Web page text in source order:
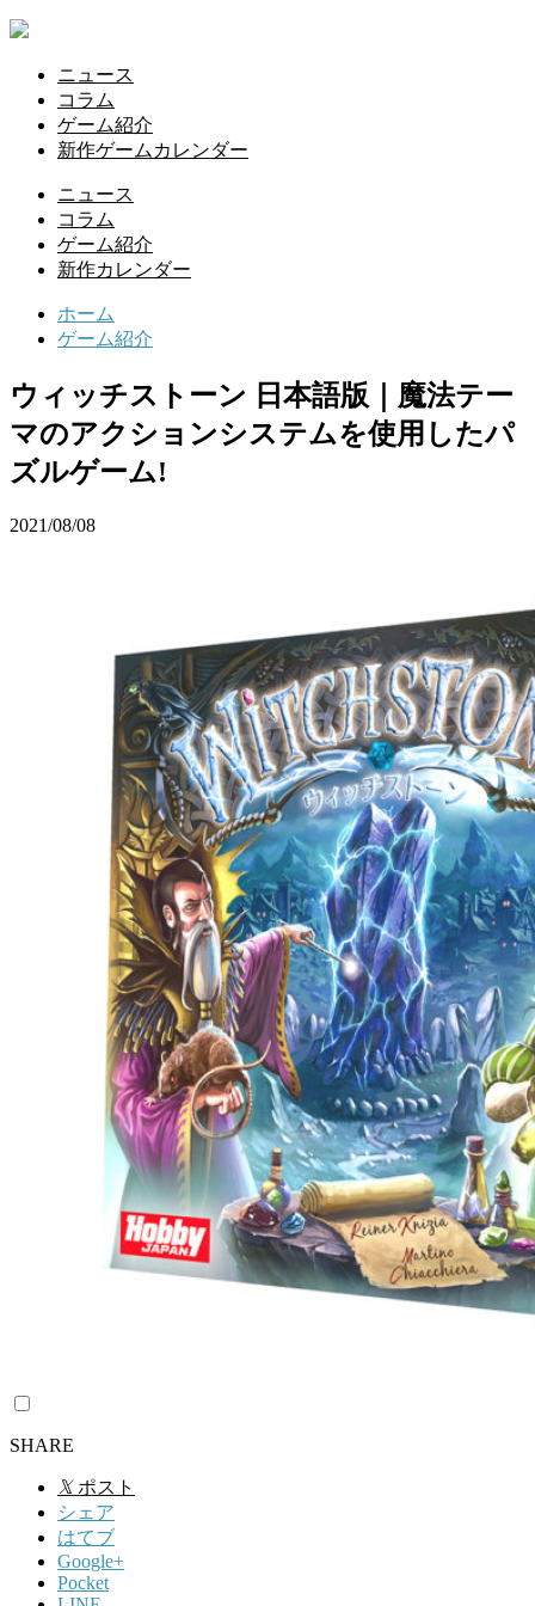
ニュース
コラム
ゲーム紹介
新作ゲームカレンダー
ニュース
コラム
ゲーム紹介
新作カレンダー
ホーム
ゲーム紹介
ウィッチストーン 日本語版｜魔法テー
マのアクションシステムを使用したパ
ズルゲーム!
2021/08/08
SHARE
𝕏 ポスト
シェア
はてブ
Google+
Pocket